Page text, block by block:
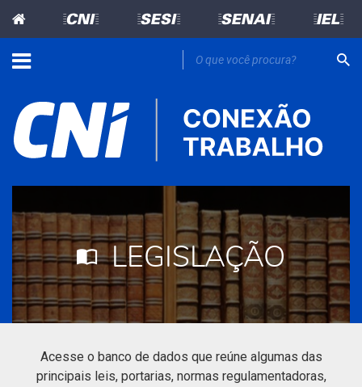
=CNI= =SESI= =SENAI= =IEL=
LEGISLAÇÃO
Acesse o banco de dados que reúne algumas das
principais leis, portarias, normas regulamentadoras,